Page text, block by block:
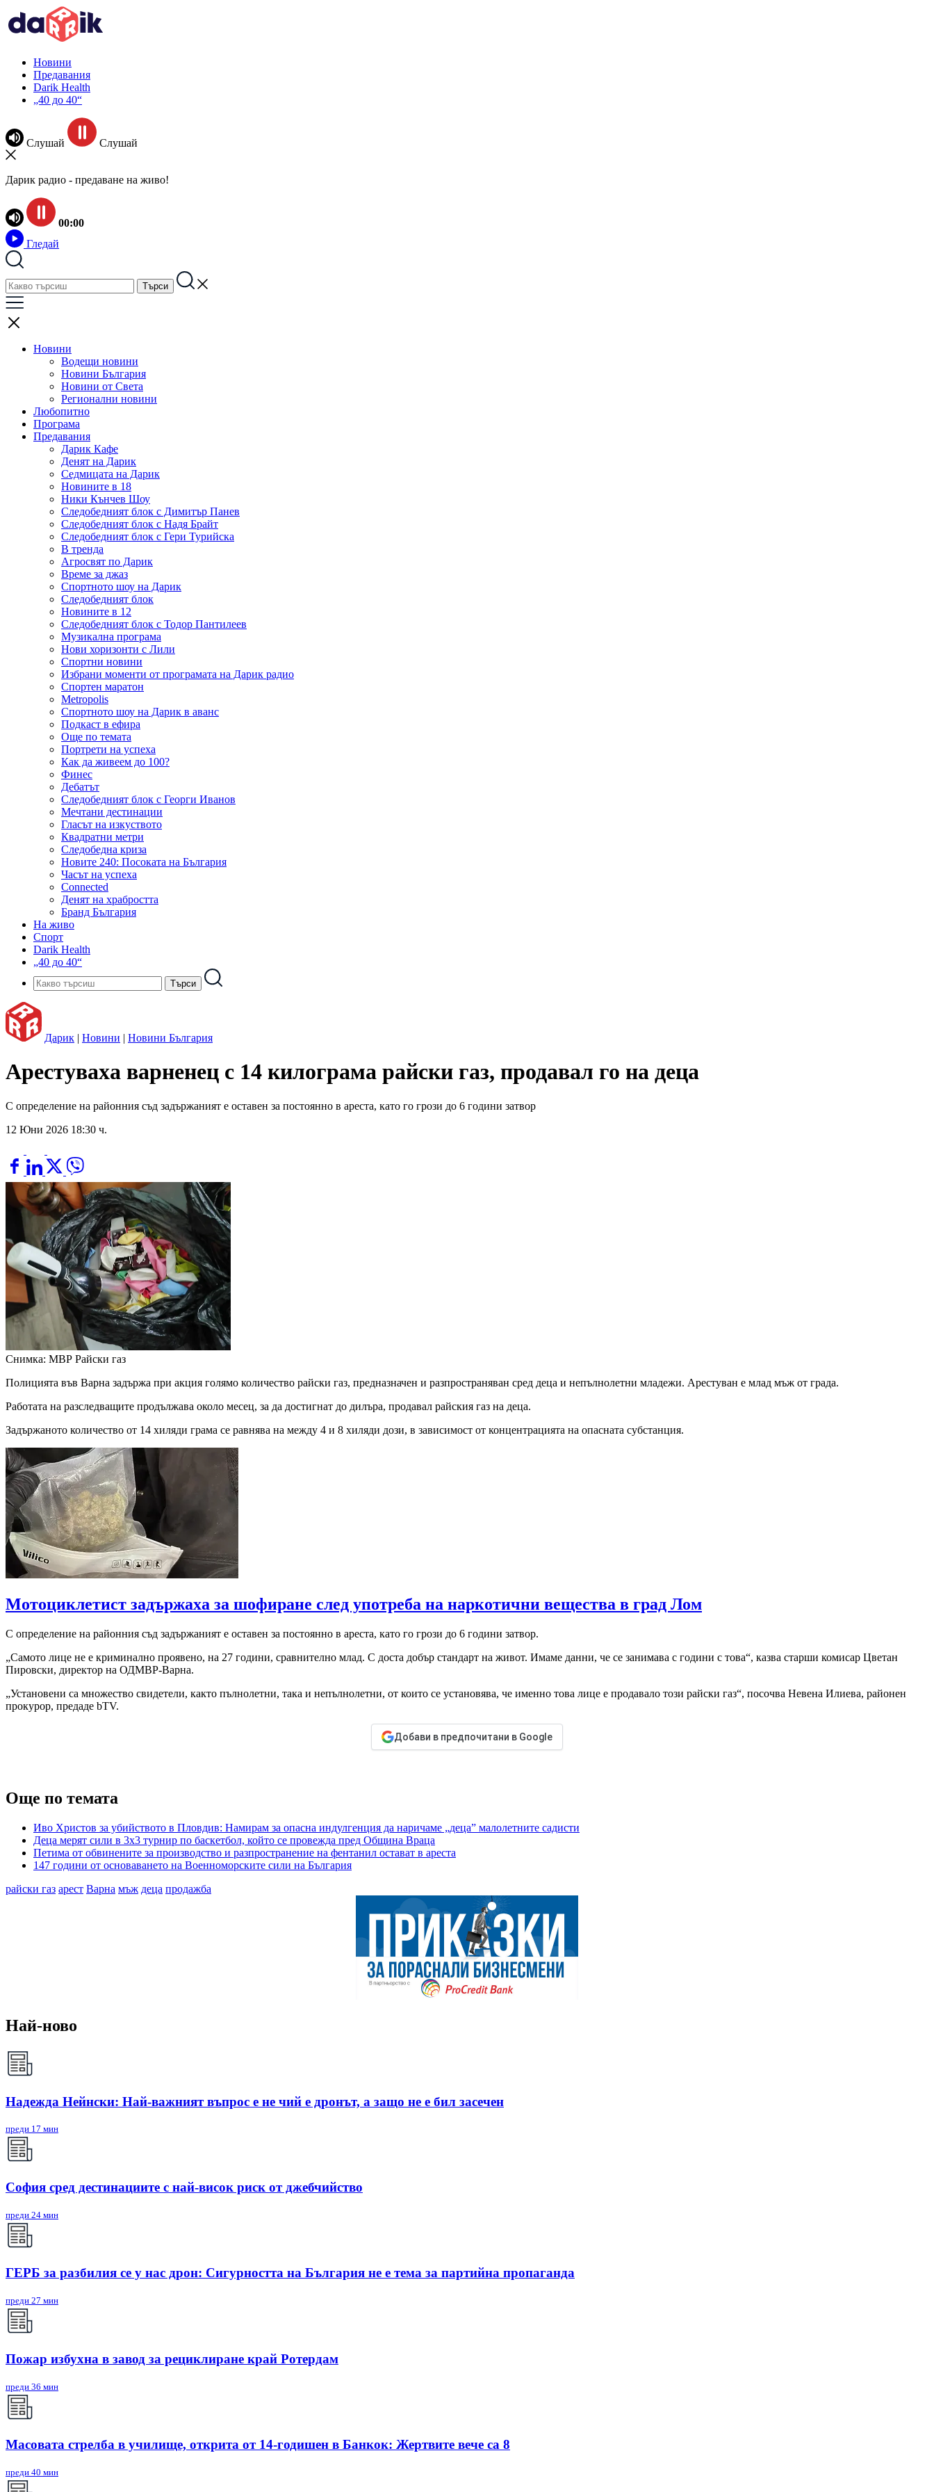
Новини
Предавания
Darik Health
„40 до 40“
Слушай Слушай
Дарик радио - предаване на живо!
00:00
Гледай
Новини
Водещи новини
Новини България
Новини от Света
Регионални новини
Любопитно
Програма
Предавания
Дарик Кафе
Денят на Дарик
Седмицата на Дарик
Новините в 18
Ники Кънчев Шоу
Следобедният блок с Димитър Панев
Следобедният блок с Надя Брайт
Следобедният блок с Гери Турийска
В тренда
Агросвят по Дарик
Време за джаз
Спортното шоу на Дарик
Следобедният блок
Новините в 12
Следобедният блок с Тодор Пантилеев
Музикална програма
Нови хоризонти с Лили
Спортни новини
Избрани моменти от програмата на Дарик радио
Спортен маратон
Metropolis
Спортното шоу на Дарик в аванс
Подкаст в ефира
Още по темата
Портрети на успеха
Как да живеем до 100?
Финес
Дебатът
Следобедният блок с Георги Иванов
Мечтани дестинации
Гласът на изкуството
Квадратни метри
Следобедна криза
Новите 240: Посоката на България
Часът на успеха
Connected
Денят на храбростта
Бранд България
На живо
Спорт
Darik Health
„40 до 40“
Дарик | Новини | Новини България
Арестуваха варненец с 14 килограма райски газ, продавал го на деца
С определение на районния съд задържаният е оставен за постоянно в ареста, като го грози до 6 години затвор
12 Юни 2026 18:30 ч.
Снимка: МВР Райски газ
Полицията във Варна задържа при акция голямо количество райски газ, предназначен и разпространяван сред деца и непълнолетни младежи. Арестуван е млад мъж от града.
Работата на разследващите продължава около месец, за да достигнат до дилъра, продавал райския газ на деца.
Задържаното количество от 14 хиляди грама се равнява на между 4 и 8 хиляди дози, в зависимост от концентрацията на опасната субстанция.
Мотоциклетист задържаха за шофиране след употреба на наркотични вещества в град Лом
С определение на районния съд задържаният е оставен за постоянно в ареста, като го грози до 6 години затвор.
„Самото лице не е криминално проявено, на 27 години, сравнително млад. С доста добър стандарт на живот. Имаме данни, че се занимава с години с това“, казва старши комисар Цветан
Пировски, директор на ОДМВР-Варна.
„Установени са множество свидетели, както пълнолетни, така и непълнолетни, от които се установява, че именно това лице е продавало този райски газ“, посочва Невена Илиева, районен
прокурор, предаде bTV.
Добави в предпочитани в Google
Още по темата
Иво Христов за убийството в Пловдив: Намирам за опасна индулгенция да наричаме „деца” малолетните садисти
Деца мерят сили в 3х3 турнир по баскетбол, който се провежда пред Община Враца
Петима от обвинените за производство и разпространение на фентанил остават в ареста
147 години от основаването на Военноморските сили на България
райски газ арест Варна мъж деца продажба
Най-ново
Надежда Нейнски: Най-важният въпрос е не чий е дронът, а защо не е бил засечен
преди 17 мин
София сред дестинациите с най-висок риск от джебчийство
преди 24 мин
ГЕРБ за разбилия се у нас дрон: Сигурността на България не е тема за партийна пропаганда
преди 27 мин
Пожар избухна в завод за рециклиране край Ротердам
преди 36 мин
Масовата стрелба в училище, открита от 14-годишен в Банкок: Жертвите вече са 8
преди 40 мин